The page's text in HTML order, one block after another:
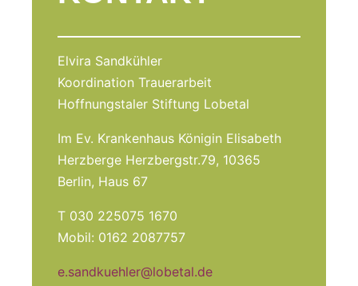
Elvira Sandkühler
Koordination Trauerarbeit
Hoffnungstaler Stiftung Lobetal
Im Ev. Krankenhaus Königin Elisabeth
Herzberge Herzbergstr.79, 10365
Berlin, Haus 67
T 030 225075 1670
Mobil: 0162 2087757
e.sandkuehler@lobetal.de